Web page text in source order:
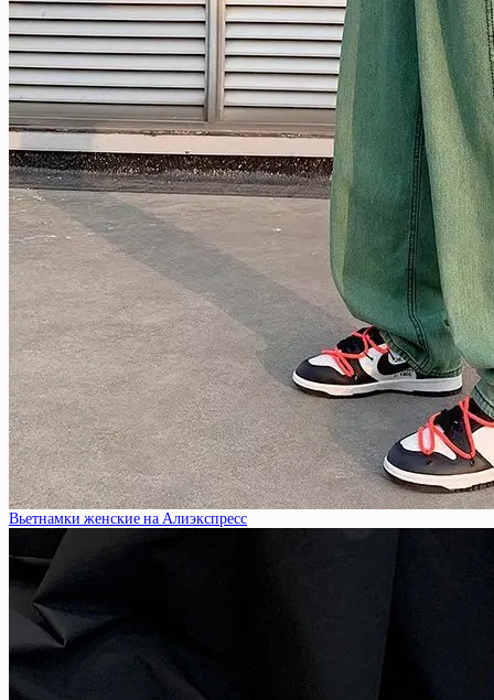
Вьетнамки женские на Алиэкспресс